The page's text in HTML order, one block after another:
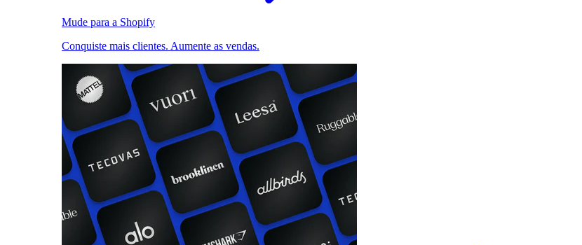
Mude para a Shopify
Conquiste mais clientes. Aumente as vendas.